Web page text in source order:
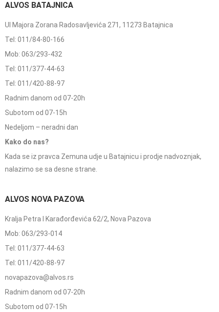
ALVOS BATAJNICA
Ul Majora Zorana Radosavljevića 271, 11273 Batajnica
Tel: 011/84-80-166
Mob: 063/293-432
Tel: 011/377-44-63
Tel: 011/420-88-97
Radnim danom od 07-20h
Subotom od 07-15h
Nedeljom – neradni dan
Kako do nas?
Kada se iz pravca Zemuna udje u Batajnicu i prodje nadvoznjak,
nalazimo se sa desne strane.
ALVOS NOVA PAZOVA
Kralja Petra I Karađorđevića 62/2, Nova Pazova
Mob: 063/293-014
Tel: 011/377-44-63
Tel: 011/420-88-97
novapazova@alvos.rs
Radnim danom od 07-20h
Subotom od 07-15h